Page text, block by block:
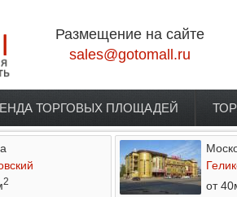
Размещение на сайте
sales@gotomall.ru
ТОРГОВЫХ ПЛОЩАДЕЙ
2
от